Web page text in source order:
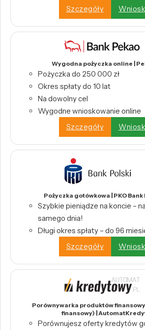
Szczegóły
Wygodna pożyczka online |
Pożyczka do 250 000 zł
Okres spłaty do 10 lat
Na dowolny cel
Wygodne wnioskowanie online
Szczegóły
Pożyczka gotówkowa | PKO Bank
Szybkie pieniądze na koncie –
samego dnia!
Długi okres spłaty – do 96
Szczegóły
Porównywarka produktów
finansowy) |
Porównujesz oferty kredytów